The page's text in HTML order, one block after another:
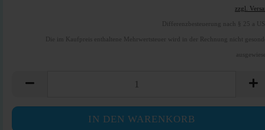
zzgl.
Differenzbesteuerung nach § 25 a
Die im Kaufpreis enthaltene Mehrwertsteuer wird in der Rechnung nicht